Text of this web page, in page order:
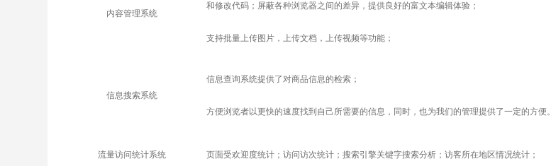
内容管理系统
和修改代码；屏蔽各种浏览器之间的差异，提供良好的富文本编辑体验；
支持批量上传图片，上传文档，上传视频等功能；
信息搜索系统
信息查询系统提供了对商品信息的检索；
方便浏览者以更快的速度找到自己所需要的信息，同时，也为我们的管理提供了一定的方便。
流量访问统计系统 页面受欢迎度统计；访问访次统计；搜索引擎关键字搜索分析；访客所在地区情况统计；